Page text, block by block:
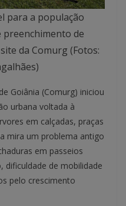
para a população
preenchimento de
da Comurg (Fotos:
Goiânia (Comurg) iniciou
urbana voltada à
em calçadas, praças
mira um problema antigo
em passeios
dificuldade de mobilidade
pelo crescimento